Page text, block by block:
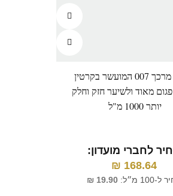
ביוטופ מרכך 007 המועשר בקרטין
מאוד ולשיער חזק וחלק
יותר 1000 מ"ל
לחברי מועדון:
168.64
₪
100 מ״ל: 19.90
₪